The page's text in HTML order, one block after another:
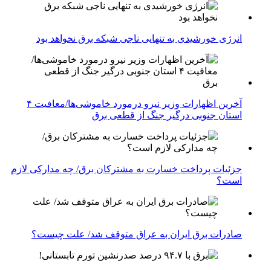
انرژی خورشیدی به تنهایی ناجی شبکه برق نخواهد بود
آخرین اظهارات وزیر نیرو درمورد خاموشی‌ها/معافیت ۴
استان جنوبی درگیر جنگ از قطعی برق
جزئیات پرداخت خسارت به مشترکان برق/ چه مدارکی لازم
است؟
صادرات برق ایران به عراق متوقف شد/ علت چیست؟